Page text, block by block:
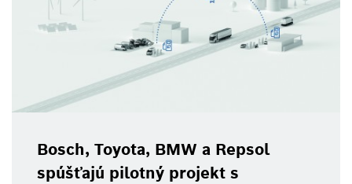
Bosch, Toyota, BMW a Repsol
spúšťajú pilotný projekt s